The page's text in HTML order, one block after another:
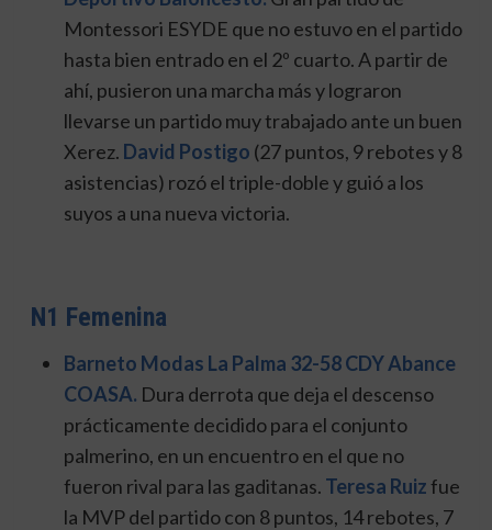
Montessori ESYDE que no estuvo en el partido
hasta bien entrado en el 2º cuarto. A partir de
ahí, pusieron una marcha más y lograron
llevarse un partido muy trabajado ante un buen
Xerez. David Postigo (27 puntos, 9 rebotes y 8
asistencias) rozó el triple-doble y guió a los
suyos a una nueva victoria.
N1 Femenina
Barneto Modas La Palma 32-58 CDY Abance
COASA. Dura derrota que deja el descenso
prácticamente decidido para el conjunto
palmerino, en un encuentro en el que no
fueron rival para las gaditanas. Teresa Ruizfue
la MVP del partido con 8 puntos, 14 rebotes, 7